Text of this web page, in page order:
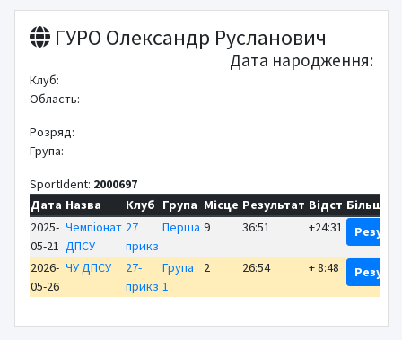
ГУРО Олександр Русланович
Дата народження:
Клуб:
Область:
Розряд:
Група:
SportIdent: 2000697
Дата Назва Клуб Група Місце Результат Відст Більше
2025-
05-21
Чемпіонат
ДПСУ
27
прикз
Перша 9 36:51 +24:31
2026-
05-26
ЧУ ДПСУ
27-
прикз
Група
1
2 26:54 + 8:48